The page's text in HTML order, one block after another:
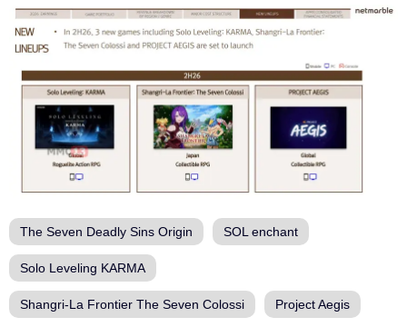
The Seven Deadly Sins Origin SOL enchant
Solo Leveling KARMA
Shangri-La Frontier The Seven Colossi Project Aegis